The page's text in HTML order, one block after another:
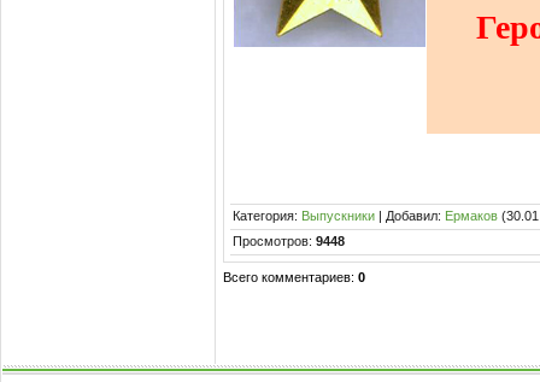
Категория: Выпускники | Добавил: Ермаков
Просмотров: 9448
Всего комментариев: 0